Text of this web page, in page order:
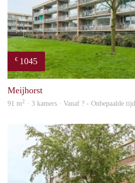
€ 1045
Meijhorst
91 m2 · 3 kamers · Vanaf ? - Onbepaalde tijd